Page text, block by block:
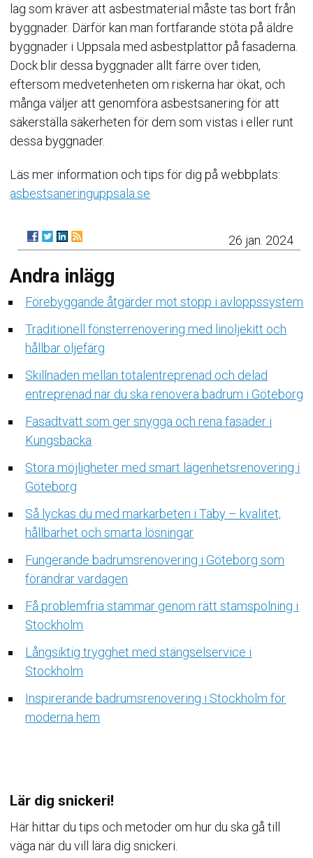
lag som kräver att asbestmaterial måste tas bort från
byggnader. Därför kan man fortfarande stöta på äldre
byggnader i Uppsala med asbestplattor på fasaderna.
Dock blir dessa byggnader allt färre över tiden,
eftersom medvetenheten om riskerna har ökat, och
många väljer att genomföra asbestsanering för att
säkerställa säkerheten för dem som vistas i eller runt
dessa byggnader.
Läs mer information och tips för dig på webbplats:
asbestsaneringuppsala.se
26 jan. 2024
Andra inlägg
Förebyggande åtgärder mot stopp i avloppssystem
Traditionell fönsterrenovering med linoljekitt och
hållbar oljefärg
Skillnaden mellan totalentreprenad och delad
entreprenad när du ska renovera badrum i Göteborg
Fasadtvätt som ger snygga och rena fasader i
Kungsbacka
Stora möjligheter med smart lägenhetsrenovering i
Göteborg
Så lyckas du med markarbeten i Täby – kvalitet,
hållbarhet och smarta lösningar
Fungerande badrumsrenovering i Göteborg som
förändrar vardagen
Få problemfria stammar genom rätt stamspolning i
Stockholm
Långsiktig trygghet med stängselservice i
Stockholm
Inspirerande badrumsrenovering i Stockholm för
moderna hem
Lär dig snickeri!
Här hittar du tips och metoder om hur du ska gå till
väga när du vill lära dig snickeri.